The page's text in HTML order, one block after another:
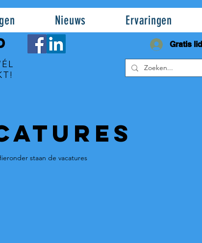
Nieuws Ervaringen
Gratis
staan de vacatures